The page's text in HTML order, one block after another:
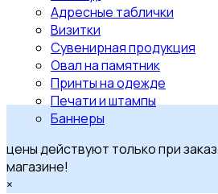
Адресные таблички
Визитки
Сувенирная продукция
Овал на памятник
Принты на одежде
Печати и штампы
Баннеры
цены действуют только при
магазине!
×